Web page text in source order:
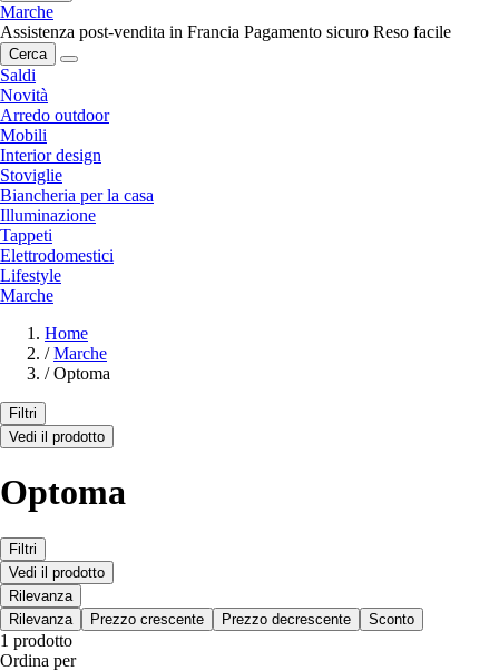
Marche
Assistenza post-vendita in Francia Pagamento sicuro Reso facile
Cerca
Saldi
Novità
Arredo outdoor
Mobili
Interior design
Stoviglie
Biancheria per la casa
Illuminazione
Tappeti
Elettrodomestici
Lifestyle
Marche
Home
/ Marche
/ Optoma
Filtri
Vedi il prodotto
Optoma
Filtri
Vedi il prodotto
Rilevanza
Rilevanza
Prezzo crescente Prezzo decrescente Sconto
1 prodotto
Ordina per